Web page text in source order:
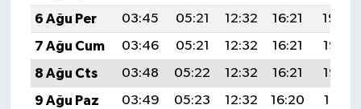
6 Ağu Per
03:45 05:21 12:32 16:21
19:34
7 Ağu Cum
03:46 05:21 12:32 16:21
19:33
8 Ağu Cts
03:48 05:22 12:32 16:21
19:32
9 Ağu Paz
03:49 05:23 12:32 16:20
19:31